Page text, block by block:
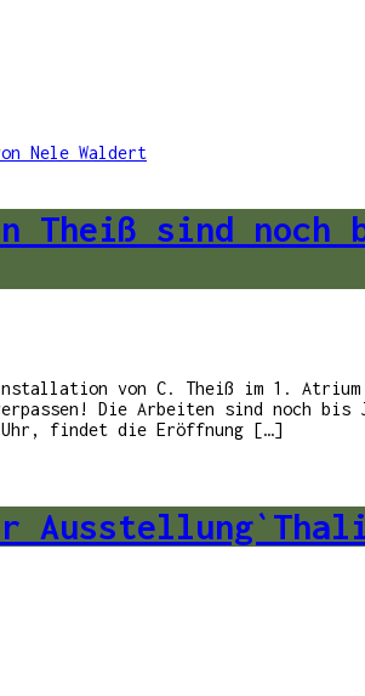
Theiß sind
von C. Theiß im 1.
Die Arbeiten sind noch bis
Uhr, findet die Eröffnung […]